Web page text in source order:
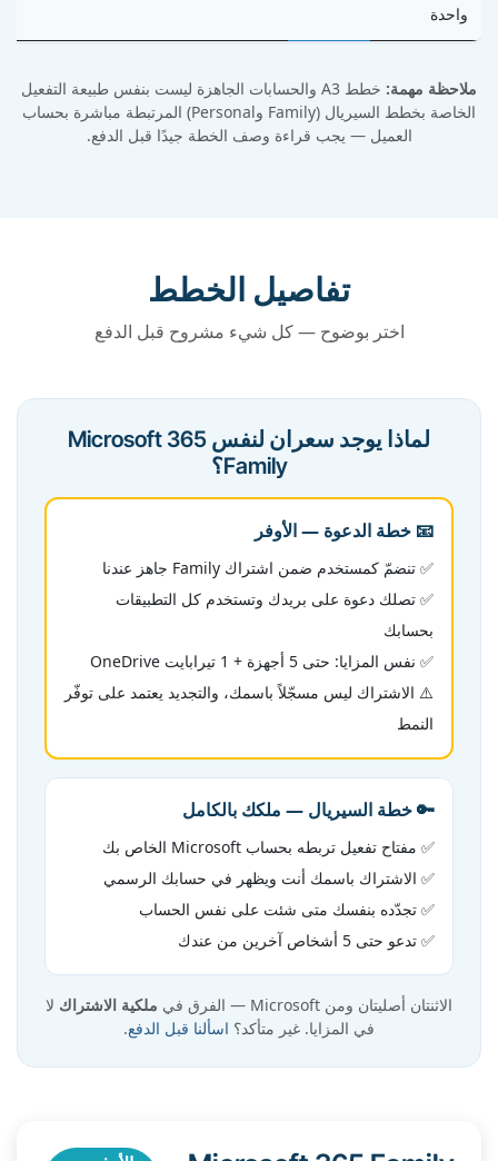
واحدة
ملاحظة مهمة:
خطط A3 والحسابات الجاهزة ليست بنفس طبيعة التفعيل
الخاصة بخطط السيريال (Family وPersonal) المرتبطة مباشرة بحساب
العميل — يجب قراءة وصف الخطة جيدًا قبل الدفع.
تفاصيل الخطط
اختر بوضوح — كل شيء مشروح قبل الدفع
لماذا يوجد سعران لنفس Microsoft 365
Family؟
📧 خطة الدعوة — الأوفر
✅ تنضمّ كمستخدم ضمن اشتراك Family جاهز عندنا
✅ تصلك دعوة على بريدك وتستخدم كل التطبيقات
بحسابك
✅ نفس المزايا: حتى 5 أجهزة + 1 تيرابايت OneDrive
⚠️ الاشتراك ليس مسجّلاً باسمك، والتجديد يعتمد على توفّر
النمط
🔑 خطة السيريال — ملكك بالكامل
✅ مفتاح تفعيل تربطه بحساب Microsoft الخاص بك
✅ الاشتراك باسمك أنت ويظهر في حسابك الرسمي
✅ تجدّده بنفسك متى شئت على نفس الحساب
✅ تدعو حتى 5 أشخاص آخرين من عندك
الاثنتان أصليتان ومن Microsoft — الفرق في ملكية الاشتراك لا
في المزايا. غير متأكد؟ اسألنا قبل الدفع.